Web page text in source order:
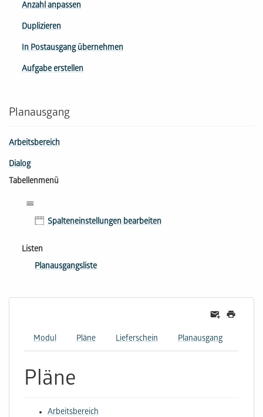
Anzahl anpassen
Duplizieren
In Postausgang übernehmen
Aufgabe erstellen
Planausgang
Arbeitsbereich
Dialog
Tabellenmenü
Spalteneinstellungen bearbeiten
Listen
Planausgangsliste
Modul Pläne Lieferschein Planausgang
Pläne
Arbeitsbereich